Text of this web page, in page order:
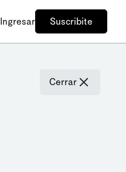
Ingresar Suscribite
Cerrar